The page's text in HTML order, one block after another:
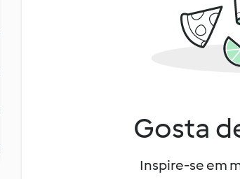
Gosta
Inspire-se em